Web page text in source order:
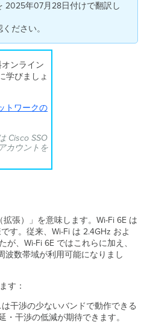
2025年07月28日付けで翻訳し
ださい。
ンライン
学びましょ
トワークの
Cisco SSO
カウントを
張）」を意味します。Wi-Fi 6E は
す。従来、Wi-Fi は 2.4GHz およ
、Wi-Fi 6E ではこれらに加え、
波数帯域が利用可能になりまし
す：
干渉の少ないバンドで動作できる
・干渉の低減が期待できます。